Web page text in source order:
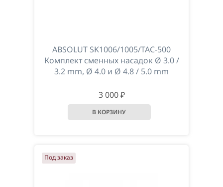
ABSOLUT SK1006/1005/TAC-500
Комплект сменных насадок Ø 3.0 /
3.2 mm, Ø 4.0 и Ø 4.8 / 5.0 mm
3 000 ₽
Под заказ